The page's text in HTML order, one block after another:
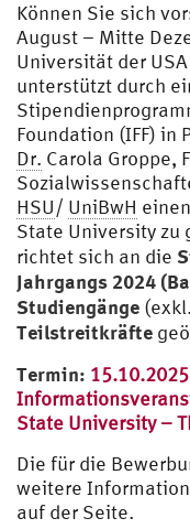
Können Sie sich
August – Mitte
Universität der
unterstützt durch
Foundation (IFF) in
Dr. Carola Groppe,
HSU/ UniBwH
State University zu
richtet sich an die
Jahrgangs 2024
Studiengänge
Teilstreitkräfte
Termin:
State University –
Die für die
weitere
auf der Seite.